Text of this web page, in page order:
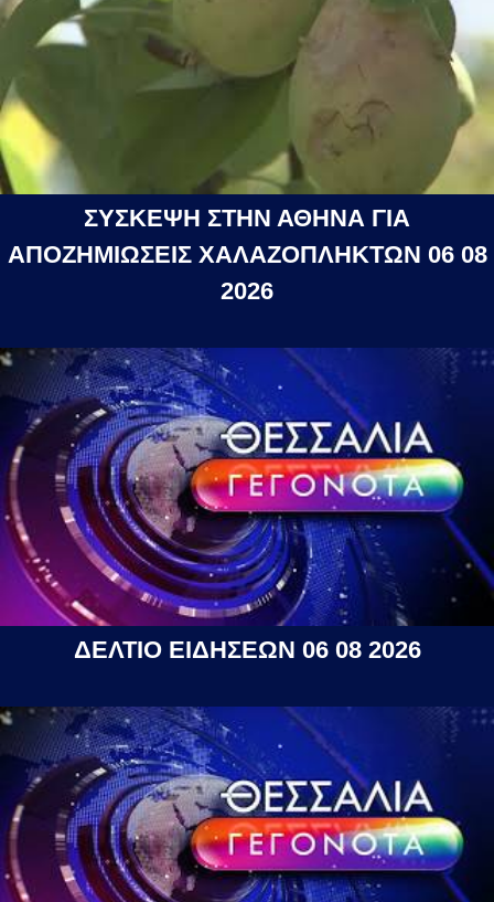
ΣΥΣΚΕΨΗ ΣΤΗΝ ΑΘΗΝΑ ΓΙΑ
ΑΠΟΖΗΜΙΩΣΕΙΣ ΧΑΛΑΖΟΠΛΗΚΤΩΝ 06 08
2026
ΔΕΛΤΙΟ ΕΙΔΗΣΕΩΝ 06 08 2026